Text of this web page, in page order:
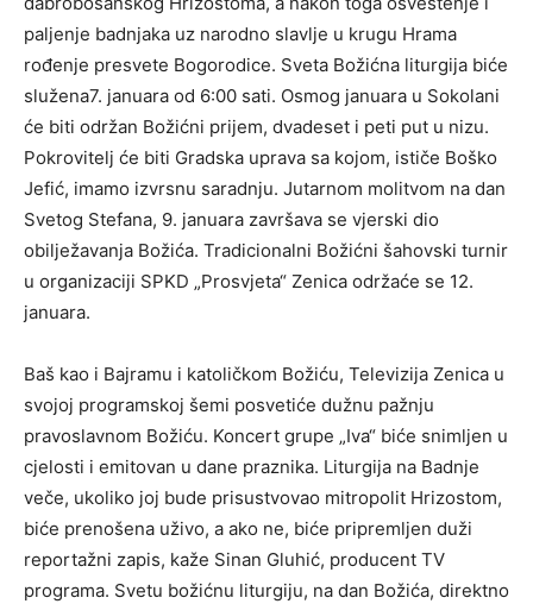
paljenje badnjaka uz narodno slavlje u krugu Hrama
rođenje presvete Bogorodice. Sveta Božićna liturgija biće
služena7. januara od 6:00 sati. Osmog januara u Sokolani
će biti održan Božićni prijem, dvadeset i peti put u nizu.
Pokrovitelj će biti Gradska uprava sa kojom, ističe Boško
Jefić, imamo izvrsnu saradnju. Jutarnom molitvom na dan
Svetog Stefana, 9. januara završava se vjerski dio
obilježavanja Božića. Tradicionalni Božićni šahovski turnir
u organizaciji SPKD „Prosvjeta“ Zenica održaće se 12.
januara.
Baš kao i Bajramu i katoličkom Božiću, Televizija Zenica u
svojoj programskoj šemi posvetiće dužnu pažnju
pravoslavnom Božiću. Koncert grupe „Iva“ biće snimljen u
cjelosti i emitovan u dane praznika. Liturgija na Badnje
veče, ukoliko joj bude prisustvovao mitropolit Hrizostom,
biće prenošena uživo, a ako ne, biće pripremljen duži
reportažni zapis, kaže Sinan Gluhić, producent TV
programa. Svetu božićnu liturgiju, na dan Božića, direktno